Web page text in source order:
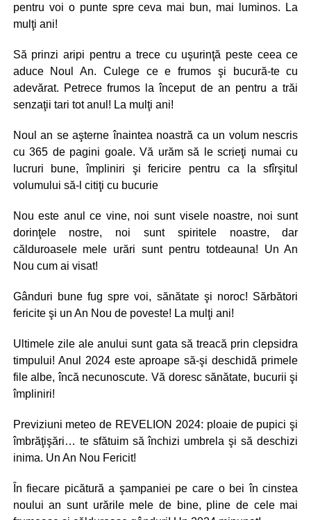
pentru voi o punte spre ceva mai bun, mai luminos. La
mulţi ani!
Să prinzi aripi pentru a trece cu uşurinţă peste ceea ce
aduce Noul An. Culege ce e frumos şi bucură-te cu
adevărat. Petrece frumos la început de an pentru a trăi
senzaţii tari tot anul! La mulţi ani!
Noul an se aşterne înaintea noastră ca un volum nescris
cu 365 de pagini goale. Vă urăm să le scrieţi numai cu
lucruri bune, împliniri şi fericire pentru ca la sfîrşitul
volumului să-l citiţi cu bucurie
Nou este anul ce vine, noi sunt visele noastre, noi sunt
dorinţele nostre, noi sunt spiritele noastre, dar
călduroasele mele urări sunt pentru totdeauna! Un An
Nou cum ai visat!
Gânduri bune fug spre voi, sănătate şi noroc! Sărbători
fericite şi un An Nou de poveste! La mulţi ani!
Ultimele zile ale anului sunt gata să treacă prin clepsidra
timpului! Anul 2024 este aproape să-şi deschidă primele
file albe, încă necunoscute. Vă doresc sănătate, bucurii şi
împliniri!
Previziuni meteo de REVELION 2024: ploaie de pupici şi
îmbrăţişări… te sfătuim să închizi umbrela şi să deschizi
inima. Un An Nou Fericit!
În fiecare picătură a şampaniei pe care o bei în cinstea
noului an sunt urările mele de bine, pline de cele mai